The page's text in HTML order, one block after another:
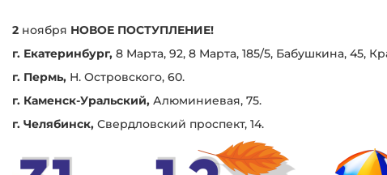
2 ноября НОВОЕ ПОСТУПЛЕНИЕ!
г. Екатеринбург, 8 Марта, 92, 8 Марта, 185/5, Бабушкина, 45,
г. Пермь, Н. Островского, 60.
г. Каменск-Уральский, Алюминиевая, 75.
г. Челябинск, Свердловский проспект, 14.